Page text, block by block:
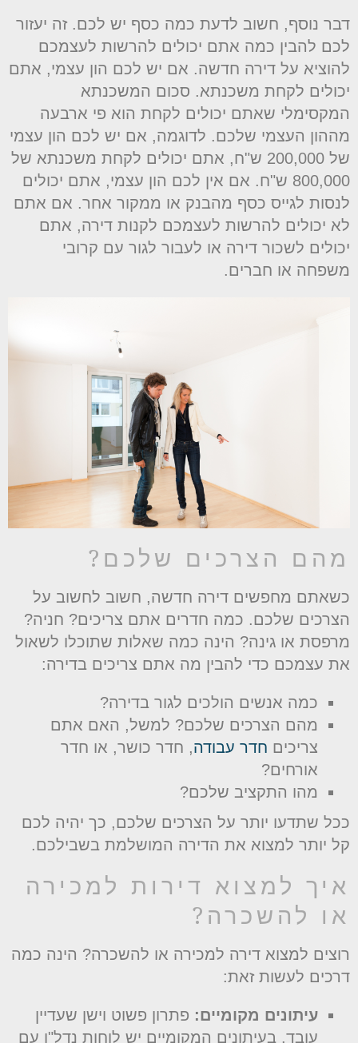
נוסף, חשוב לדעת כמה כסף יש לכם. זה יעזור
להבין כמה אתם יכולים להרשות לעצמכם
על דירה חדשה. אם יש לכם הון עצמי, אתם
לקחת משכנתא. סכום המשכנתא
שאתם יכולים לקחת הוא פי ארבעה
העצמי שלכם. לדוגמה, אם יש לכם הון עצמי
של 200,000 ש"ח, אתם יכולים לקחת משכנתא של
800,000 ש"ח. אם אין לכם הון עצמי, אתם יכולים
לגייס כסף מהבנק או ממקור אחר. אם אתם
יכולים להרשות לעצמכם לקנות דירה, אתם
לשכור דירה או לעבור לגור עם קרובי
או חברים.
הצרכים שלכם?
מחפשים דירה חדשה, חשוב לחשוב על
שלכם. כמה חדרים אתם צריכים? חניה?
או גינה? הינה כמה שאלות שתוכלו לשאול
עצמכם כדי להבין מה אתם צריכים בדירה:
כמה אנשים הולכים לגור בדירה?
מהם הצרכים שלכם? למשל, האם אתם
צריכיםחדר עבודה, חדר כושר, או חדר
אורחים?
מהו התקציב שלכם?
שתדעו יותר על הצרכים שלכם, כך יהיה לכם
יותר למצוא את הדירה המושלמת בשבילכם.
למצוא דירות למכירה
להשכרה?
למצוא דירה למכירה או להשכרה? הינה כמה
לעשות זאת:
עיתונים מקומיים:פתרון פשוט וישן שעדיין
עובד. בעיתונים המקומיים יש לוחות נדל"ן עם